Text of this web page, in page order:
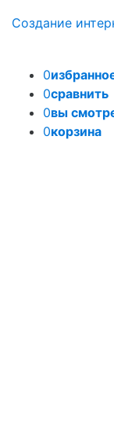
Создание
0
0сравнить
0вы
0корзина